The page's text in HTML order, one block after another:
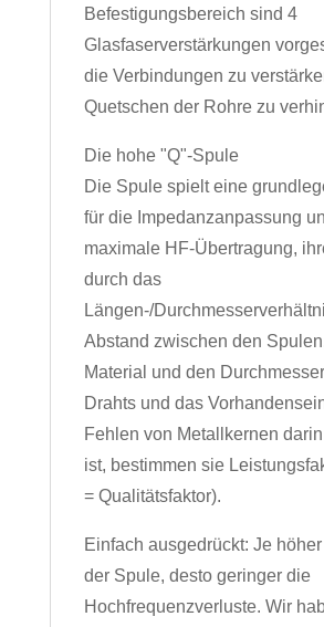
Befestigungsbereich sind 4
Glasfaserverstärkungen
die Verbindungen zu
Quetschen der Rohre zu
Die hohe "Q"-Spule
Die Spule spielt eine
für die Impedanzanpassung
maximale HF-Übertragung,
durch das
Längen-/
Abstand zwischen den
Material und den
Drahts und das
Fehlen von Metallkernen
ist, bestimmen sie
= Qualitätsfaktor).
Einfach ausgedrückt: Je
der Spule, desto geringer die
Hochfrequenzverluste. Wir